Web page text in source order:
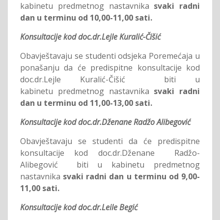
kabinetu predmetnog nastavnika svaki radni
dan u terminu od 10,00-11,00 sati.
Konsultacije kod doc.dr.Lejle Kuralić-Čišić
Obavještavaju se studenti odsjeka Poremećaja u
ponašanju da će predispitne konsultacije kod
doc.dr.Lejle Kuralić-Čišić biti u
kabinetu predmetnog nastavnika svaki radni
dan u terminu od 11,00-13,00 sati.
Konsultacije kod doc.dr.Dženane Radžo Alibegović
Obavještavaju se studenti da će predispitne
konsultacije kod doc.dr.Dženane Radžo-
Alibegović biti u kabinetu predmetnog
nastavnika svaki radni dan u terminu od 9,00-
11,00 sati.
Konsultacije kod doc.dr.Leile Begić